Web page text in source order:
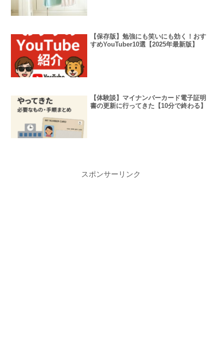
【保存版】勉強にも笑いにも効く！おす
すめYouTuber10選【2025年最新版】
【体験談】マイナンバーカード電子証明
書の更新に行ってきた【10分で終わる】
スポンサーリンク